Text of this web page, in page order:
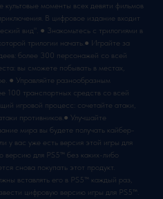
моменты всех девяти фильмов
В цифровое издание входит
вид". ● Знакомьтесь с трилогиями в
трилогии начать.● Играйте за
более 300 персонажей со всей
вы сможете побывать в местах,
● Управляйте разнообразным
100 транспортных средств со всей
игровой процесс: сочетайте атаки,
противников.● Улучшайте
мира вы будете получать кайбер-
у вас уже есть версия этой игры для
версию для PS5™ без каких-либо
снова покупать этот продукт.
вставлять его в PS5™ каждый раз,
цифровую версию игры для PS5™.